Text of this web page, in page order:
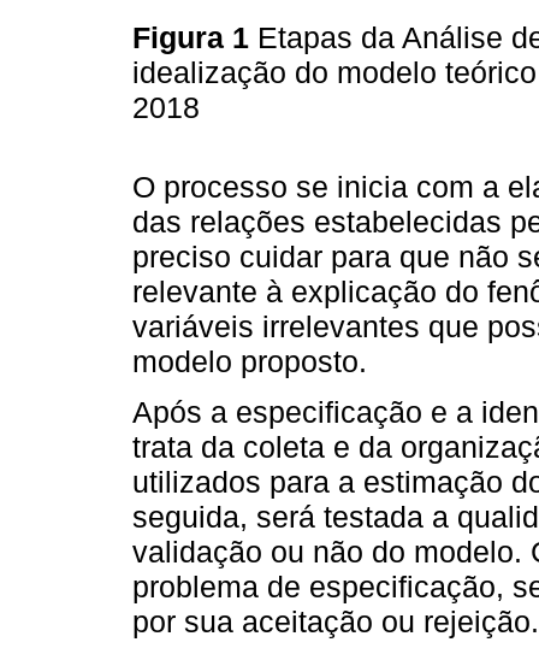
Figura 1 Etapas da Análise
idealização do modelo
2018
O processo se inicia com a
das relações estabelecidas
preciso cuidar para que não
relevante à explicação do
variáveis irrelevantes que
modelo proposto.
Após a especificação e a
trata da coleta e da
utilizados para a estimação
seguida, será testada a
validação ou não do modelo.
problema de especificação,
por sua aceitação ou rejeição.